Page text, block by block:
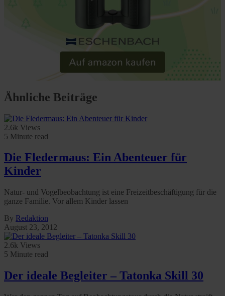
Ähnliche Beiträge
2.6k Views
5 Minute read
Die Fledermaus: Ein Abenteuer für
Kinder
Natur- und Vogelbeobachtung ist eine Freizeitbeschäftigung für die
ganze Familie. Vor allem Kinder lassen
By Redaktion
August 23, 2012
2.6k Views
5 Minute read
Der ideale Begleiter – Tatonka Skill 30